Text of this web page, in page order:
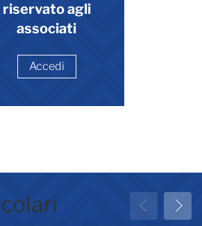
riservato agli
associati
Accedi